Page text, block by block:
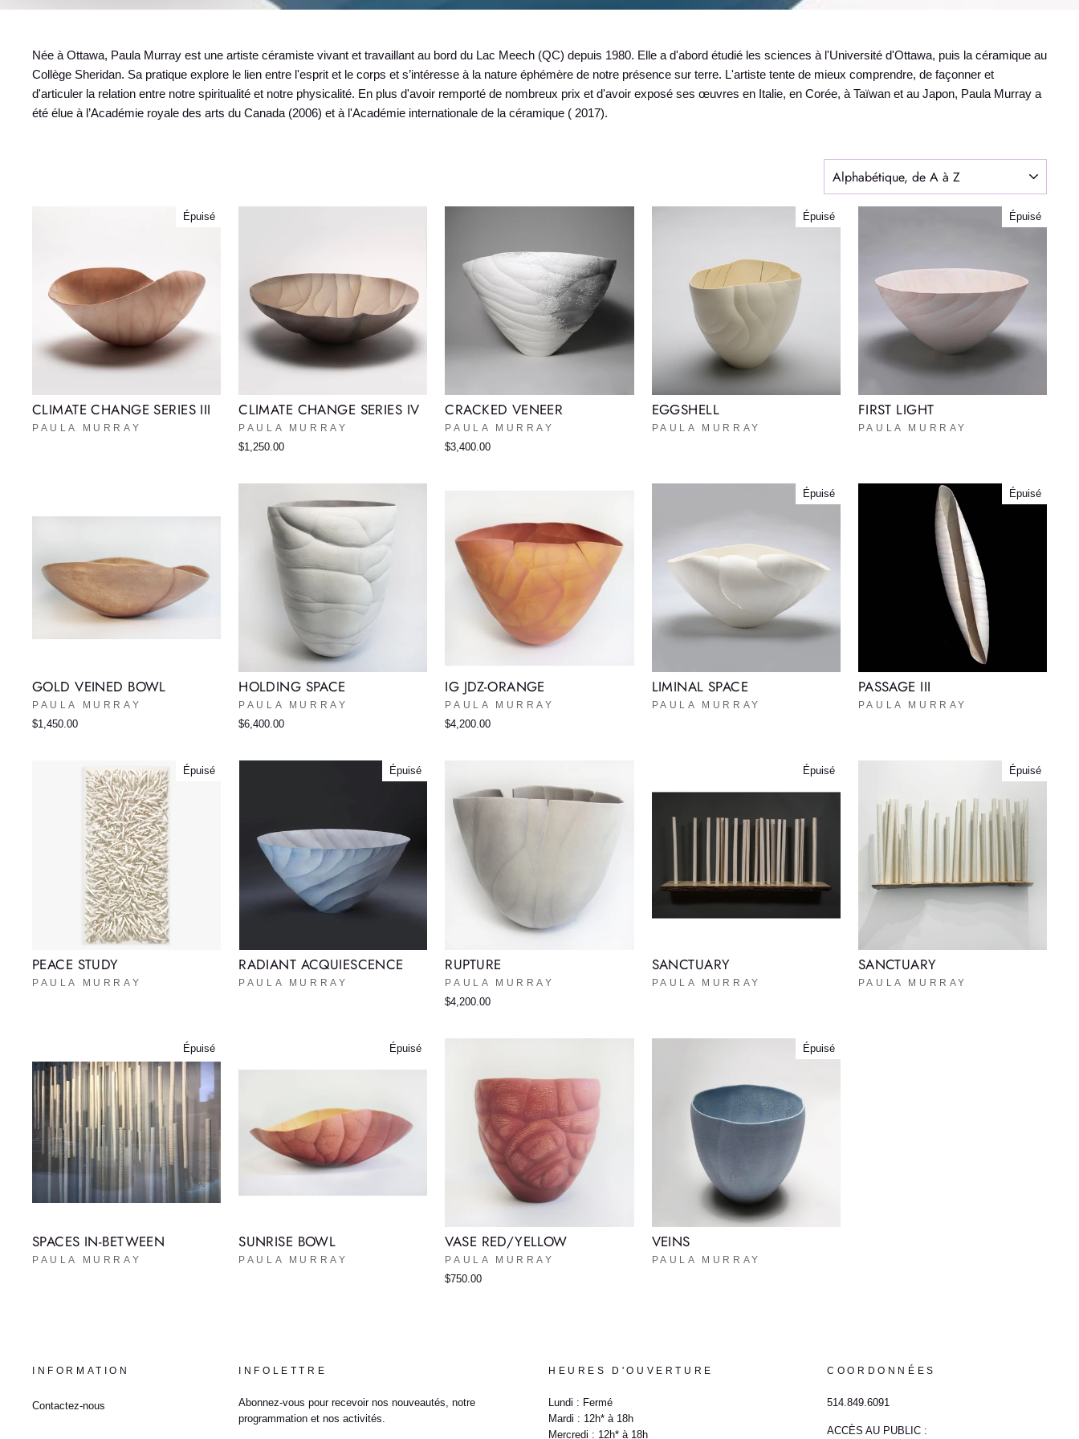
Née à Ottawa, Paula Murray est une artiste céramiste vivant et travaillant au bord du Lac Meech (QC) depuis 1980. Elle a d'abord étudié les sciences à l'Université d'Ottawa, puis la céramique au
Collège Sheridan. Sa pratique explore le lien entre l'esprit et le corps et s’intéresse à la nature éphémère de notre présence sur terre. L'artiste tente de mieux comprendre, de façonner et
d'articuler la relation entre notre spiritualité et notre physicalité. En plus d'avoir remporté de nombreux prix et d'avoir exposé ses œuvres en Italie, en Corée, à Taïwan et au Japon, Paula Murray a
été élue à l’Académie royale des arts du Canada (2006) et à l'Académie internationale de la céramique ( 2017).
Épuisé
CLIMATE CHANGE SERIES III
PAULA MURRAY
CLIMATE CHANGE SERIES IV
PAULA MURRAY
$1,250.00
CRACKED VENEER
PAULA MURRAY
$3,400.00
Épuisé
EGGSHELL
PAULA MURRAY
Épuisé
FIRST LIGHT
PAULA MURRAY
GOLD VEINED BOWL
PAULA MURRAY
$1,450.00
HOLDING SPACE
PAULA MURRAY
$6,400.00
IG JDZ-ORANGE
PAULA MURRAY
$4,200.00
Épuisé
LIMINAL SPACE
PAULA MURRAY
Épuisé
PASSAGE III
PAULA MURRAY
Épuisé
PEACE STUDY
PAULA MURRAY
Épuisé
RADIANT ACQUIESCENCE
PAULA MURRAY
RUPTURE
PAULA MURRAY
$4,200.00
Épuisé
SANCTUARY
PAULA MURRAY
Épuisé
SANCTUARY
PAULA MURRAY
Épuisé
SPACES IN-BETWEEN
PAULA MURRAY
Épuisé
SUNRISE BOWL
PAULA MURRAY
VASE RED/YELLOW
PAULA MURRAY
$750.00
Épuisé
VEINS
PAULA MURRAY
INFORMATION
Contactez-nous
INFOLETTRE
Abonnez-vous pour recevoir nos nouveautés, notre
programmation et nos activités.
HEURES D'OUVERTURE
Lundi : Fermé
Mardi : 12h* à 18h
Mercredi : 12h* à 18h
COORDONNÉES
514.849.6091
ACCÈS AU PUBLIC :